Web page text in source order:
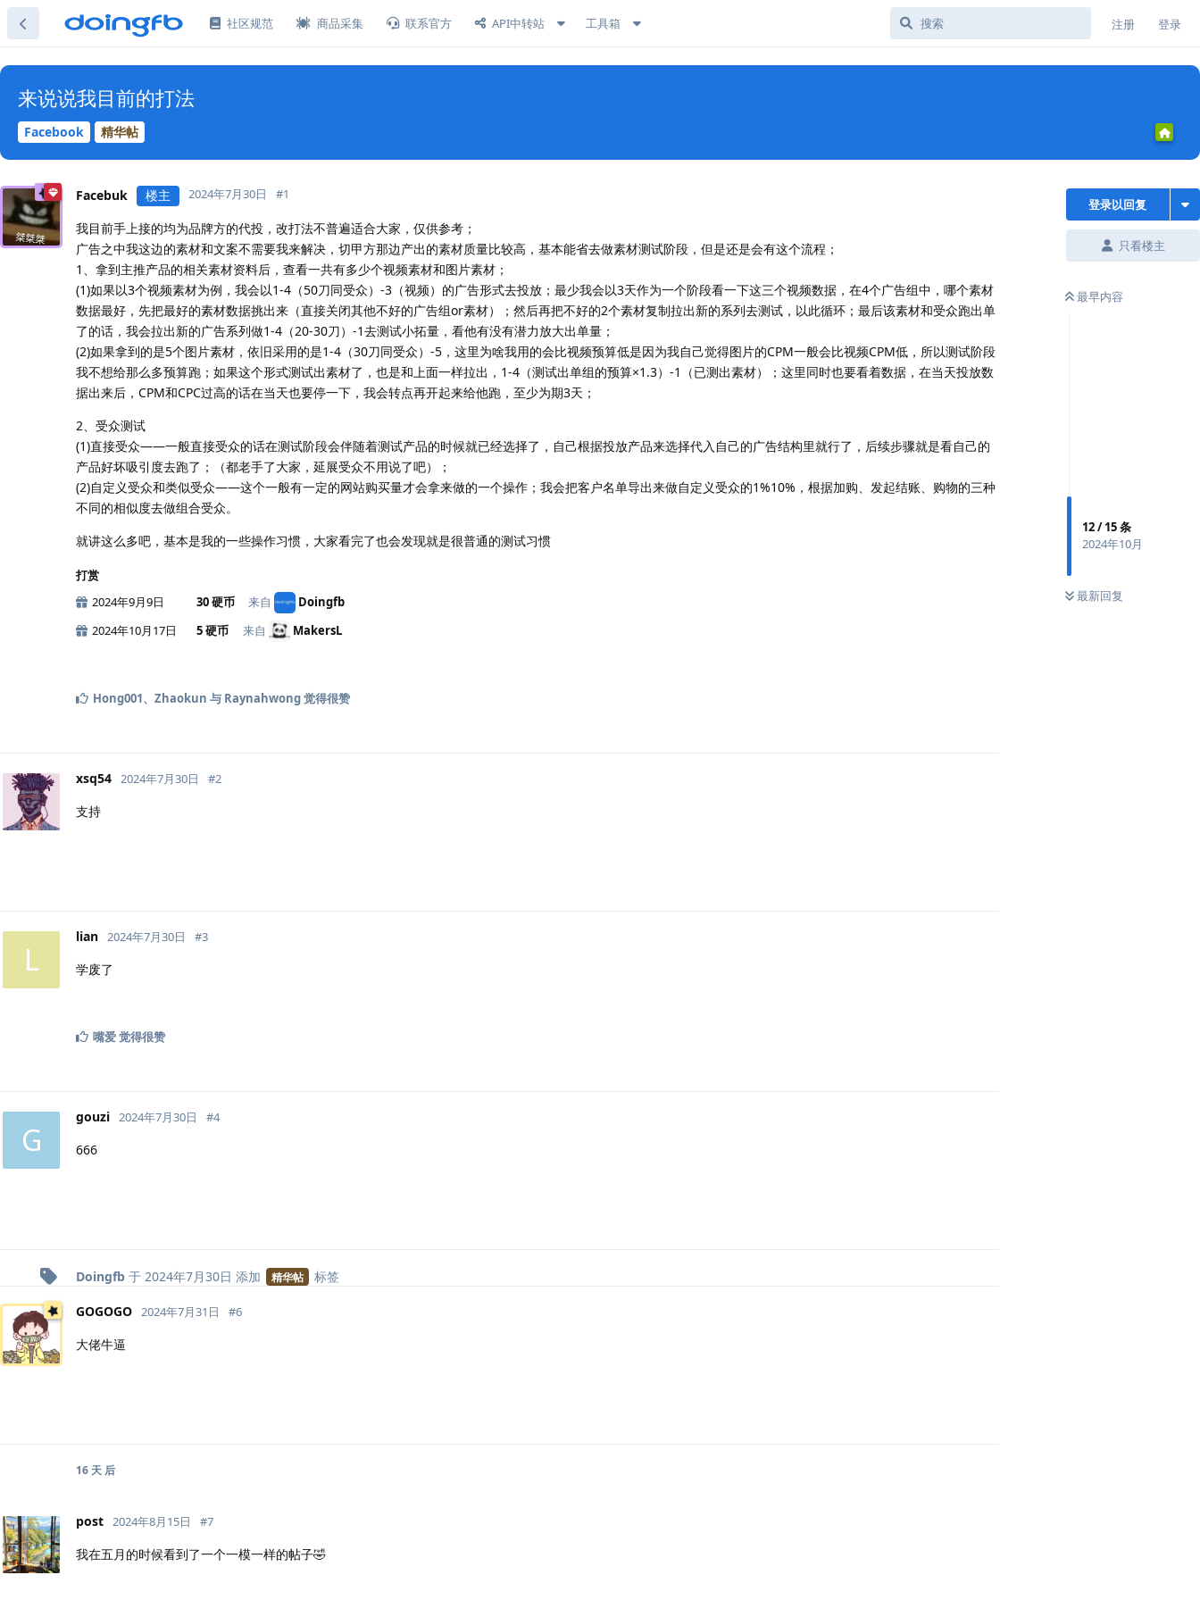
社区规范 商品采集 联系官方 API中转站 工具箱 注册 登录
Facebook 精华帖
来说说我目前的打法
登录以回复
只看楼主
最早内容
12/15条
2024年10月
最新回复
Facebuk 楼主 2024年7月30日 #1
我目前手上接的均为品牌方的代投，改打法不普遍适合大家，仅供参考；
广告之中我这边的素材和文案不需要我来解决，切甲方那边产出的素材质量比较高，基本能省去做素材测试阶段，但是还是会有这个流程；
1、拿到主推产品的相关素材资料后，查看一共有多少个视频素材和图片素材；
(1)如果以3个视频素材为例，我会以1-4（50刀同受众）-3（视频）的广告形式去投放；最少我会以3天作为一个阶段看一下这三个视频数据，在4个广告组中，哪个素材
数据最好，先把最好的素材数据挑出来（直接关闭其他不好的广告组or素材）；然后再把不好的2个素材复制拉出新的系列去测试，以此循环；最后该素材和受众跑出单
了的话，我会拉出新的广告系列做1-4（20-30刀）-1去测试小拓量，看他有没有潜力放大出单量；
(2)如果拿到的是5个图片素材，依旧采用的是1-4（30刀同受众）-5，这里为啥我用的会比视频预算低是因为我自己觉得图片的CPM一般会比视频CPM低，所以测试阶段
我不想给那么多预算跑；如果这个形式测试出素材了，也是和上面一样拉出，1-4（测试出单组的预算×1.3）-1（已测出素材）；这里同时也要看着数据，在当天投放数
据出来后，CPM和CPC过高的话在当天也要停一下，我会转点再开起来给他跑，至少为期3天；
2、受众测试
(1)直接受众——一般直接受众的话在测试阶段会伴随着测试产品的时候就已经选择了，自己根据投放产品来选择代入自己的广告结构里就行了，后续步骤就是看自己的
产品好坏吸引度去跑了；（都老手了大家，延展受众不用说了吧）；
(2)自定义受众和类似受众——这个一般有一定的网站购买量才会拿来做的一个操作；我会把客户名单导出来做自定义受众的1%10%，根据加购、发起结账、购物的三种
不同的相似度去做组合受众。
就讲这么多吧，基本是我的一些操作习惯，大家看完了也会发现就是很普通的测试习惯
打赏
2024年9月9日
30 硬币 来自
Doingfb
2024年10月17日
5 硬币 来自 MakersL
Hong001、 Zhaokun 与 Raynahwong觉得很赞
xsq54 2024年7月30日 #2
支持
L
lian 2024年7月30日 #3
学废了
嘴爱觉得很赞
G
gouzi 2024年7月30日 #4
666
Doingfb 于 2024年7月30日 添加 精华帖 标签
GOGOGO 2024年7月31日 #6
大佬牛逼
16 天 后
post 2024年8月15日 #7
我在五月的时候看到了一个一模一样的帖子🤣